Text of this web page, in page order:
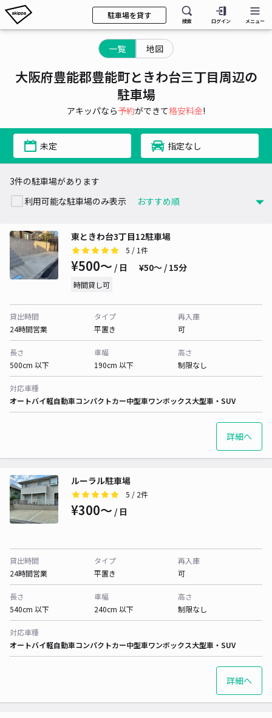
駐車場を貸す
検索 ログイン メニュー
一覧 地図
大阪府豊能郡豊能町ときわ台三丁目周辺の
駐車場
アキッパなら予約ができて格安料金!
未定 指定なし
3件の駐車場があります
利用可能な駐車場のみ表示
東ときわ台3丁目12駐車場
5 / 1件
¥500〜 / 日 ¥50〜 / 15分
時間貸し可
貸出時間
24時間営業
タイプ
平置き
再入庫
可
長さ
500cm 以下
車幅
190cm 以下
高さ
制限なし
対応車種
オートバイ軽自動車コンパクトカー中型車ワンボックス大型車・SUV
詳細へ
ルーラル駐車場
5 / 2件
¥300〜 / 日
貸出時間
24時間営業
タイプ
平置き
再入庫
可
長さ
540cm 以下
車幅
240cm 以下
高さ
制限なし
対応車種
オートバイ軽自動車コンパクトカー中型車ワンボックス大型車・SUV
詳細へ